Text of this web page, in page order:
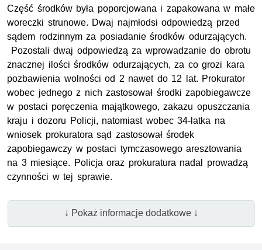
Część środków była poporcjowana i zapakowana w małe
woreczki strunowe. Dwaj najmłodsi odpowiedzą przed
sądem rodzinnym za posiadanie środków odurzających.
Pozostali dwaj odpowiedzą za wprowadzanie do obrotu
znacznej ilości środków odurzających, za co grozi kara
pozbawienia wolności od 2 nawet do 12 lat. Prokurator
wobec jednego z nich zastosował środki zapobiegawcze
w postaci poręczenia majątkowego, zakazu opuszczania
kraju i dozoru Policji, natomiast wobec 34-latka na
wniosek prokuratora sąd zastosował środek
zapobiegawczy w postaci tymczasowego aresztowania
na 3 miesiące. Policja oraz prokuratura nadal prowadzą
czynności w tej sprawie.
↓ Pokaż informacje dodatkowe ↓